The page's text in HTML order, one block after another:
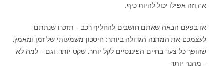
אה,וזה אפילו יכול להיות כיף.
אז בפעם הבאה שאתם חושבים להחליף רכב – תזכרו שנתתם
לעצמכם את המתנה הגדולה ביותר: חיסכון משמעותי של זמן ומאמץ,
שהופך כל צעד בחיים הפיננסיים לקל יותר, שקט יותר, וגם – למה לא
– מהנה יותר.